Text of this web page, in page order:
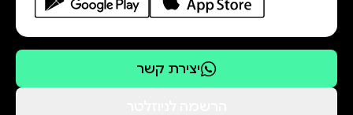
יצירת קשר